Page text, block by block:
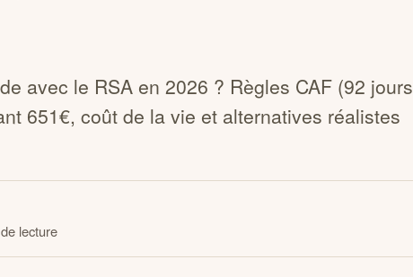
avec le RSA en 2026 ? Règles CAF (92 jours
651€, coût de la vie et alternatives réalistes
lecture